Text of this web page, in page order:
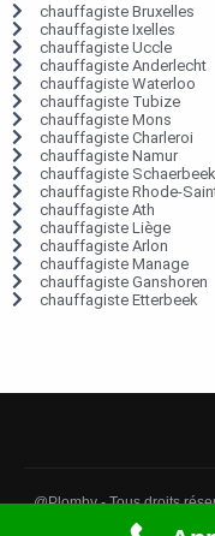
chauffagiste Bruxelles
chauffagiste Ixelles
chauffagiste Uccle
chauffagiste Anderlecht
chauffagiste Waterloo
chauffagiste Tubize
chauffagiste Mons
chauffagiste Charleroi
chauffagiste Namur
chauffagiste Schaerbeek
chauffagiste Rhode-
chauffagiste Ath
chauffagiste Liège
chauffagiste Arlon
chauffagiste Manage
chauffagiste Ganshoren
chauffagiste Etterbeek
@Plomby - Tous droits
Débouchage